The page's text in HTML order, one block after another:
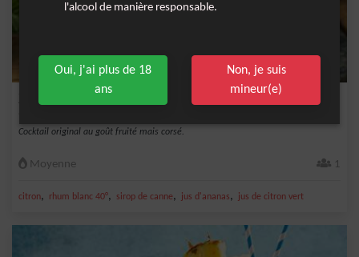
Zombie
Cocktail original au goût fruité mais corsé.
Moyenne 1
citron, rhum blanc 40°, sirop de canne, jus d'ananas, jus de citron vert
l'alcool de manière responsable.
Oui, j'ai plus de 18
ans
Non, je suis
mineur(e)